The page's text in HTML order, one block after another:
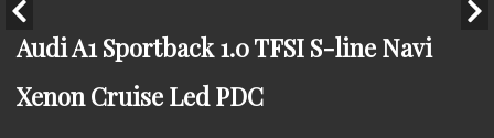
Audi A1 Sportback 1.0 TFSI S-line Navi
Xenon Cruise Led PDC